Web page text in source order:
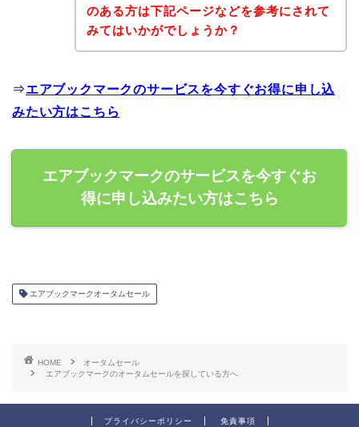
のある方は下記ページなどを参考にされて
みてはいかがでしょうか？
⇒エアブックマークのサービスを今すぐお得に申し込
みたい方はこちら
エアブックマークのサービスを今すぐお
得に申し込みたい方はこちら
エアブックマークオータムセール
HOME
オータムセール
エアブックマークのオータムセールを探している方へ
プライバシーポリシー 免責事項